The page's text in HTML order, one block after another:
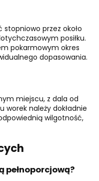
przez około
posiłku.
pokarmowym okres
dopasowania.
miejscu, z dala od
worek należy dokładnie
wilgotność,
pełnoporcjową?